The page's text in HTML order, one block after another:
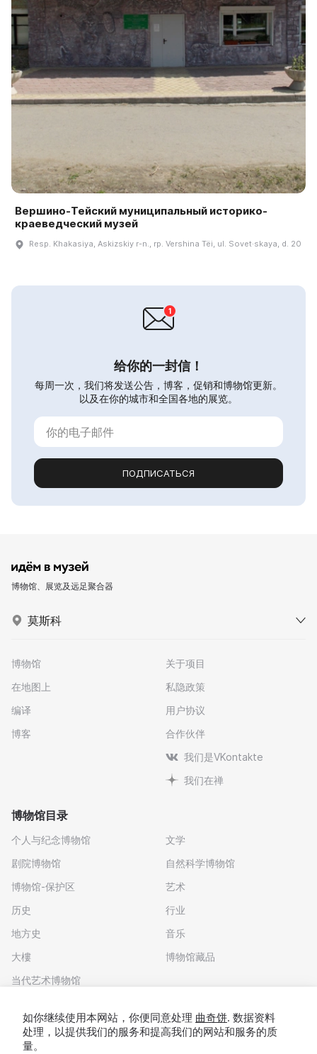
Вершино-Тейский муниципальный историко-
краеведческий музей
Resp. Khakasiya, Askizskiy r-n., rp. Vershina Tëi, ul. Sovet·skaya, d. 20
给你的一封信！
每周一次，我们将发送公告，博客，促销和博物馆更新。
以及在你的城市和全国各地的展览。
ПОДПИСАТЬСЯ
博物馆、展览及远足聚合器
莫斯科
博物馆
在地图上
编译
博客
关于项目
私隐政策
用户协议
合作伙伴
我们是VKontakte
我们在禅
博物馆目录
个人与纪念博物馆
剧院博物馆
博物馆-保护区
历史
地方史
大樓
当代艺术博物馆
文学
自然科学博物馆
艺术
行业
音乐
博物馆藏品
如你继续使用本网站，你便同意处理 曲奇饼. 数据资料
处理，以提供我们的服务和提高我们的网站和服务的质
量。